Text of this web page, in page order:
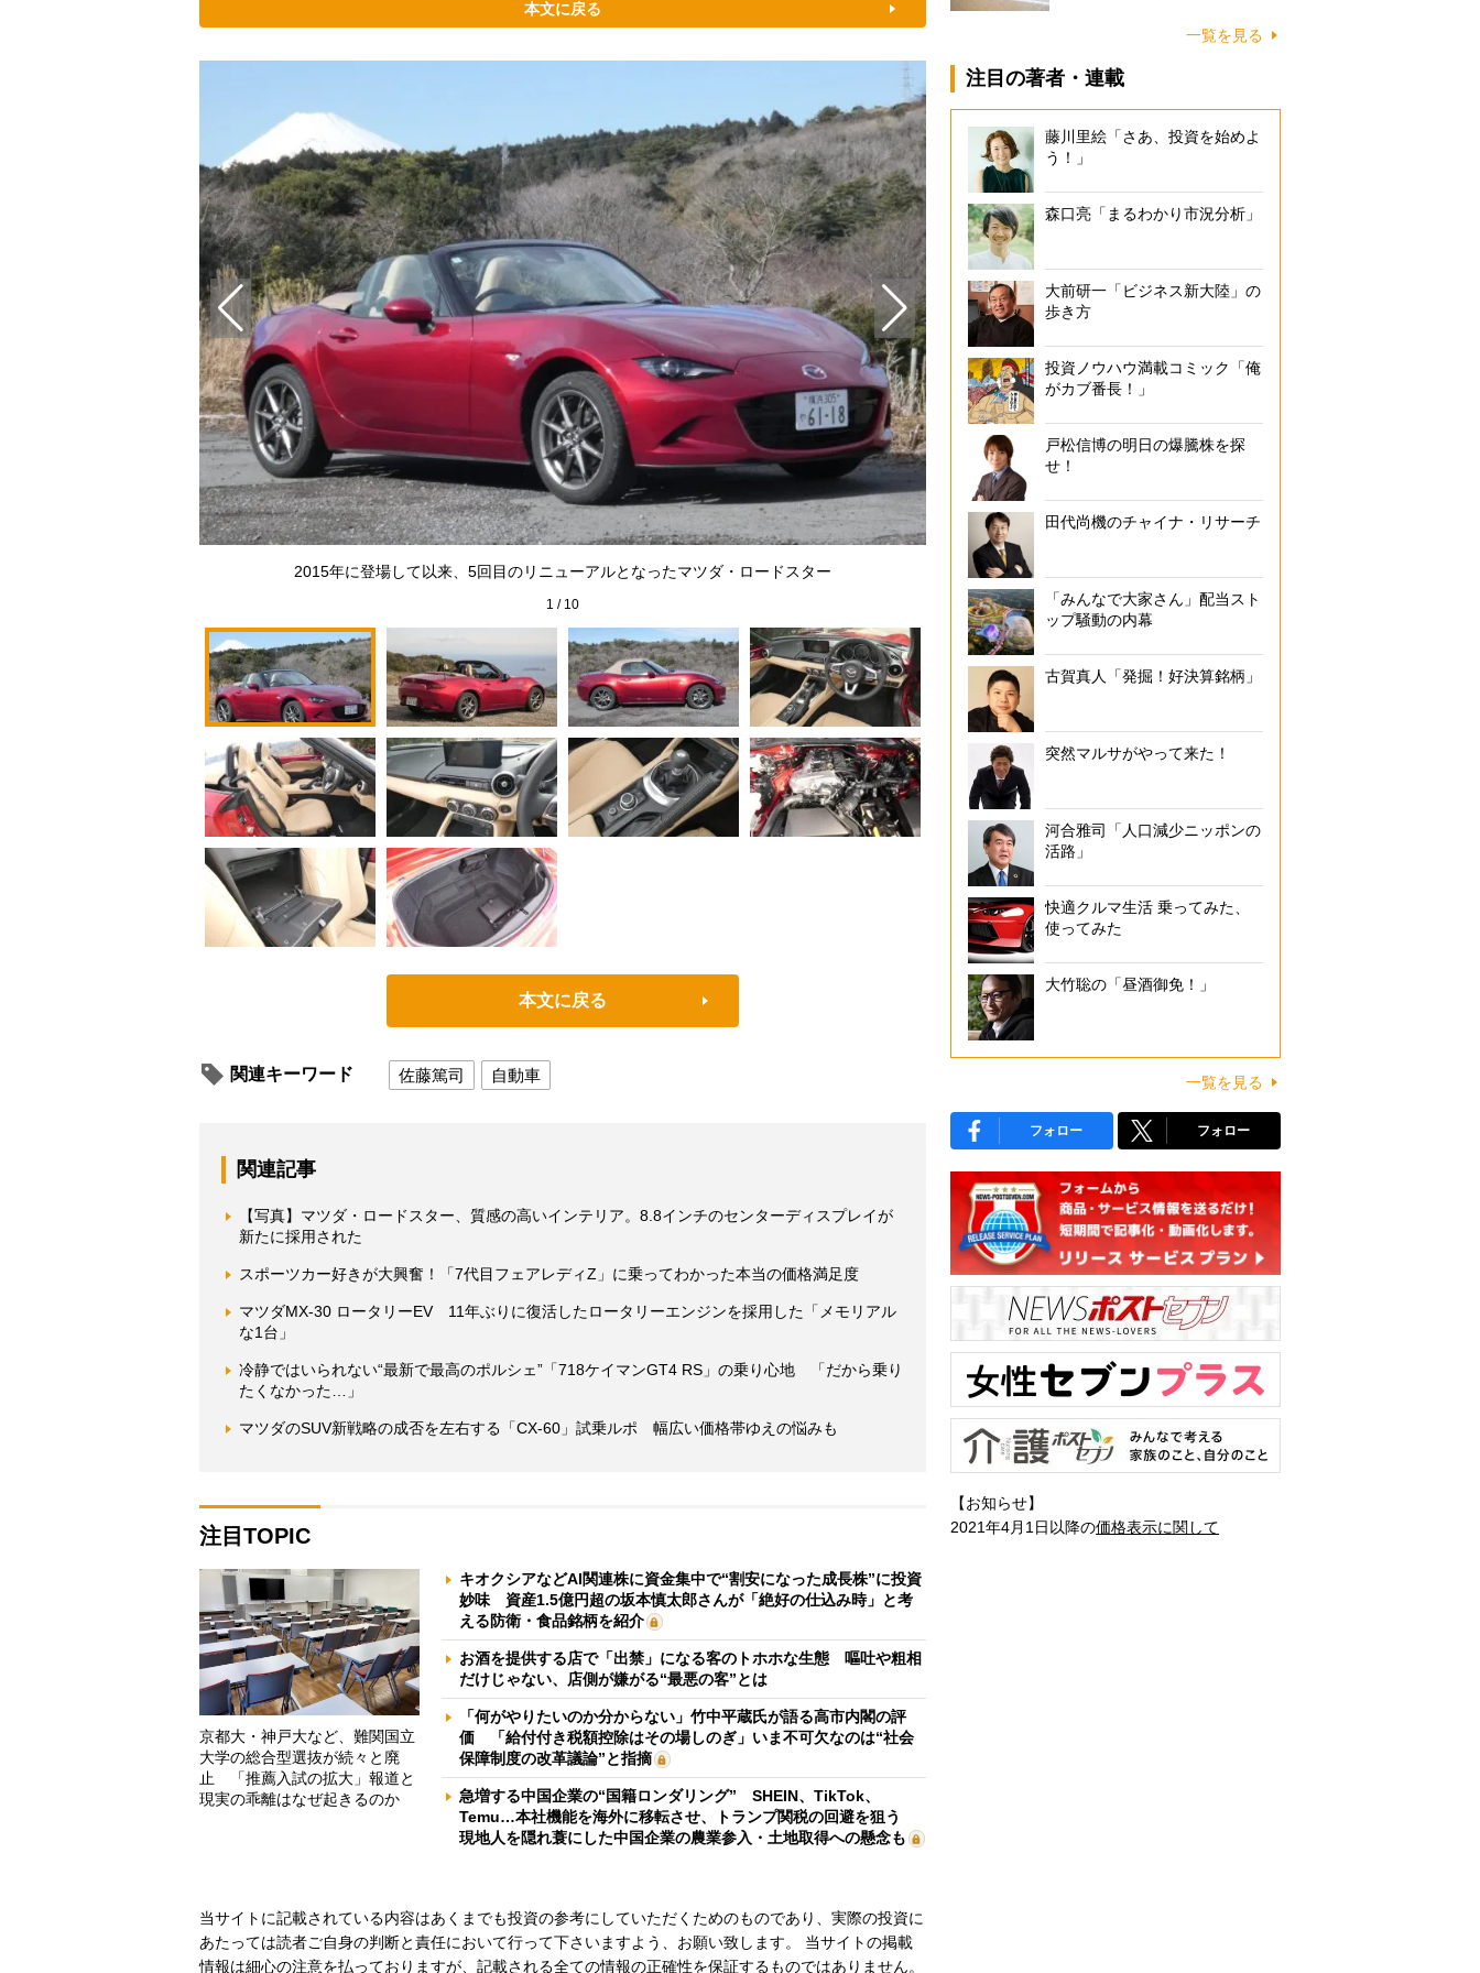
本文に戻る
2015年に登場して以来、5回目のリニューアルとなったマツダ・ロードスター
ヘッドライト始め、灯火類がLED化され、視認性も向上して安全性が増した。
キリとした印象に
1 / 10
本文に戻る
関連キーワード 佐藤篤司 自動車
関連記事
【写真】マツダ・ロードスター、質感の高いインテリア。8.8インチのセンターディスプレイが
新たに採用された
スポーツカー好きが大興奮！「7代目フェアレディZ」に乗ってわかった本当の価格満足度
マツダMX-30 ロータリーEV 11年ぶりに復活したロータリーエンジンを採用した「メモリアル
な1台」
冷静ではいられない“最新で最高のポルシェ”「718ケイマンGT4 RS」の乗り心地 「だから乗り
たくなかった…」
マツダのSUV新戦略の成否を左右する「CX-60」試乗ルポ 幅広い価格帯ゆえの悩みも
注目TOPIC
京都大・神戸大など、難関国立
大学の総合型選抜が続々と廃
止 「推薦入試の拡大」報道と
現実の乖離はなぜ起きるのか
キオクシアなどAI関連株に資金集中で“割安になった成長株”に投資
妙味 資産1.5億円超の坂本慎太郎さんが「絶好の仕込み時」と考
える防衛・食品銘柄を紹介
お酒を提供する店で「出禁」になる客のトホホな生態 嘔吐や粗相
だけじゃない、店側が嫌がる“最悪の客”とは
「何がやりたいのか分からない」竹中平蔵氏が語る高市内閣の評
価 「給付付き税額控除はその場しのぎ」いま不可欠なのは“社会
保障制度の改革議論”と指摘
急増する中国企業の“国籍ロンダリング” SHEIN、TikTok、
Temu…本社機能を海外に移転させ、トランプ関税の回避を狙う
現地人を隠れ蓑にした中国企業の農業参入・土地取得への懸念も
当サイトに記載されている内容はあくまでも投資の参考にしていただくためのものであり、実際の投資に
あたっては読者ご自身の判断と責任において行って下さいますよう、お願い致します。 当サイトの掲載
情報は細心の注意を払っておりますが、記載される全ての情報の正確性を保証するものではありません。
一覧を見る
注目の著者・連載
藤川里絵「さあ、投資を始めよ
う！」
森口亮「まるわかり市況分析」
大前研一「ビジネス新大陸」の
歩き方
投資ノウハウ満載コミック「俺
がカブ番長！」
戸松信博の明日の爆騰株を探
せ！
田代尚機のチャイナ・リサーチ
「みんなで大家さん」配当スト
ップ騒動の内幕
古賀真人「発掘！好決算銘柄」
突然マルサがやって来た！
河合雅司「人口減少ニッポンの
活路」
快適クルマ生活 乗ってみた、
使ってみた
大竹聡の「昼酒御免！」
一覧を見る
フォロー フォロー
【お知らせ】
2021年4月1日以降の価格表示に関して